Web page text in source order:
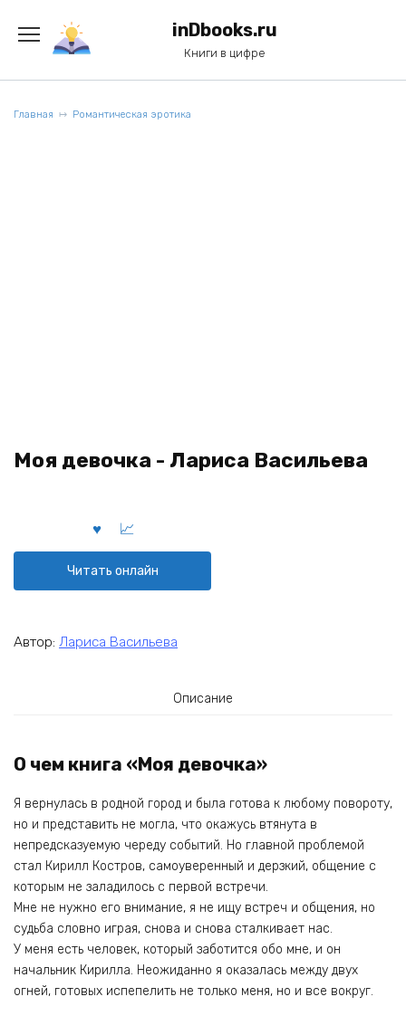
содержанию
inDbooks.ru
Книги в цифре
Главная Романтическая эротика
Моя девочка - Лариса Васильева
Читать онлайн
Автор: Лариса Васильева
Описание
О чем книга «Моя девочка»
Я вернулась в родной город и была готова к любому повороту,
но и представить не могла, что окажусь втянута в
непредсказуемую череду событий. Но главной проблемой
стал Кирилл Костров, самоуверенный и дерзкий, общение с
которым не заладилось с первой встречи.
Мне не нужно его внимание, я не ищу встреч и общения, но
судьба словно играя, снова и снова сталкивает нас.
У меня есть человек, который заботится обо мне, и он
начальник Кирилла. Неожиданно я оказалась между двух
огней, готовых испепелить не только меня, но и все вокруг.